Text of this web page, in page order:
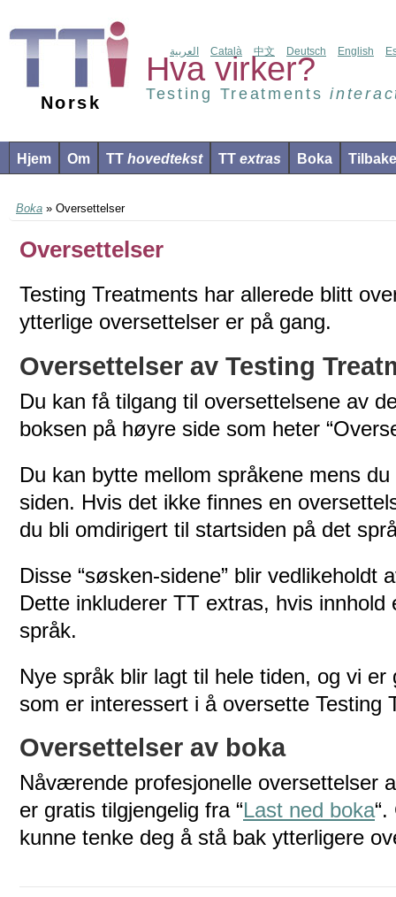
Norsk
Hva virker?
Testing Treatments
العربية Català 中文 Deutsch English
Hjem Om TT hovedtekst TT extras Boka
Boka » Oversettelser
Oversettelser
Testing Treatments har allerede blitt
ytterlige oversettelser er på gang.
Oversettelser av Testing
Du kan få tilgang til oversettelsene av
boksen på høyre side som heter
Du kan bytte mellom språkene mens
siden. Hvis det ikke finnes en
du bli omdirigert til startsiden på det
Disse “søsken-sidene” blir vedlikeholdt
Dette inkluderer TT extras, hvis innhold
språk.
Nye språk blir lagt til hele tiden, og vi
som er interessert i å oversette Testing
Oversettelser av boka
Nåværende profesjonelle oversettelser
er gratis tilgjengelig fra “Last ned boka
kunne tenke deg å stå bak ytterligere